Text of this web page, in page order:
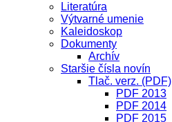
Literatúra
Výtvarné umenie
Kaleidoskop
Dokumenty
Archív
Staršie čísla novín
Tlač. verz. (PDF)
PDF 2013
PDF 2014
PDF 2015